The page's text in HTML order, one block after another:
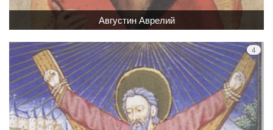
Обратная связь
mail@apologia.ru
Отправить сообщение
Вход
Августин Аврелий